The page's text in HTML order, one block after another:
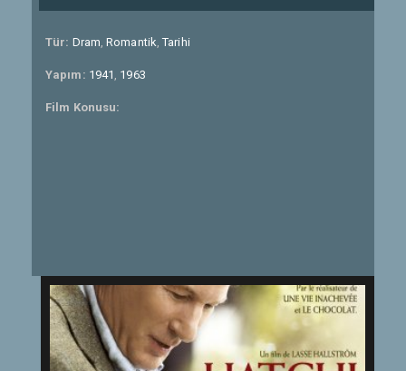
Tür: Dram,Romantik,Tarihi
Yapım: 1941 , 1963
Film Konusu: